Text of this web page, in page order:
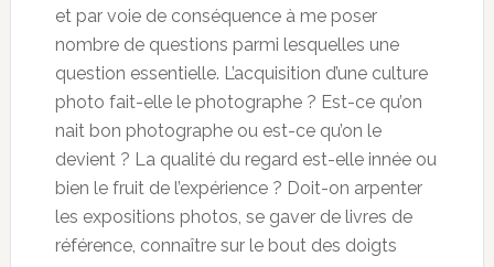
et par voie de conséquence à me poser
nombre de questions parmi lesquelles une
question essentielle. L’acquisition d’une culture
photo fait-elle le photographe ? Est-ce qu’on
nait bon photographe ou est-ce qu’on le
devient ? La qualité du regard est-elle innée ou
bien le fruit de l’expérience ? Doit-on arpenter
les expositions photos, se gaver de livres de
référence, connaître sur le bout des doigts